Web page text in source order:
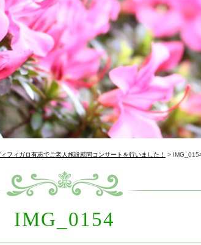
フィガロ有志でご老人施設慰問コンサートを行いました！ >
IMG_0154